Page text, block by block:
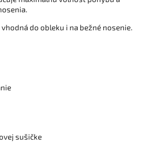
do obleku i na bežné nosenie.
sušičke